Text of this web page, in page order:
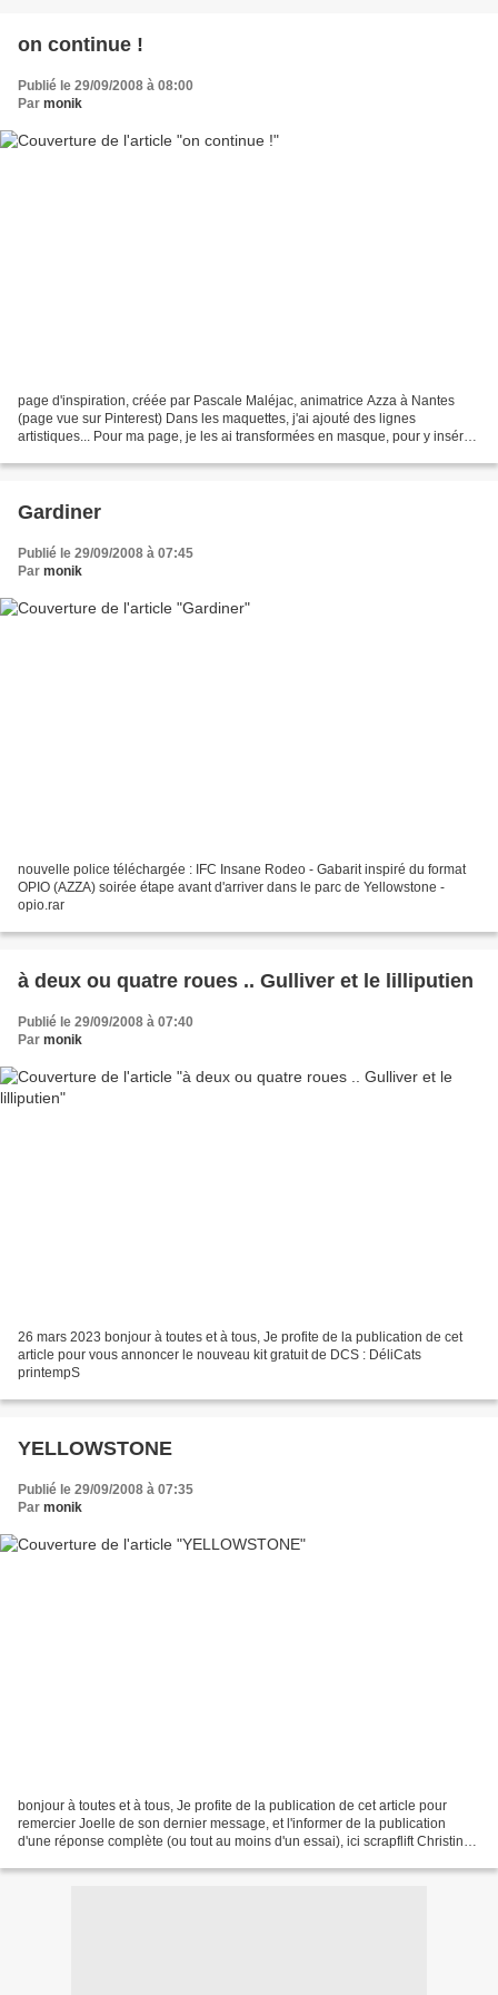
on continue !
Publié le 29/09/2008 à 08:00
Par monik
page d'inspiration, créée par Pascale Maléjac, animatrice Azza à Nantes
(page vue sur Pinterest) Dans les maquettes, j'ai ajouté des lignes
artistiques... Pour ma page, je les ai transformées en masque, pour y insérer
Gardiner
Publié le 29/09/2008 à 07:45
Par monik
nouvelle police téléchargée : IFC Insane Rodeo - Gabarit inspiré du format
OPIO (AZZA) soirée étape avant d'arriver dans le parc de Yellowstone -
opio.rar
à deux ou quatre roues .. Gulliver et le lilliputien
Publié le 29/09/2008 à 07:40
Par monik
26 mars 2023 bonjour à toutes et à tous, Je profite de la publication de cet
article pour vous annoncer le nouveau kit gratuit de DCS : DéliCats
printempS
YELLOWSTONE
Publié le 29/09/2008 à 07:35
Par monik
bonjour à toutes et à tous, Je profite de la publication de cet article pour
remercier Joelle de son dernier message, et l'informer de la publication
d'une réponse complète (ou tout au moins d'un essai), ici scrapflift Christine